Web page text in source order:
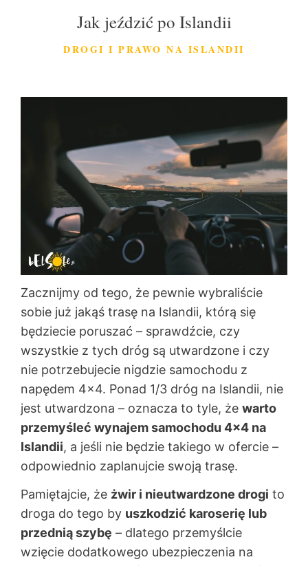
Jak jeździć po Islandii
DROGI I PRAWO NA ISLANDII
Zacznijmy od tego, że pewnie wybraliście
sobie już jakąś trasę na Islandii, którą się
będziecie poruszać – sprawdźcie, czy
wszystkie z tych dróg są utwardzone i czy
nie potrzebujecie nigdzie samochodu z
napędem 4×4. Ponad 1/3 dróg na Islandii, nie
jest utwardzona – oznacza to tyle, że warto
przemyśleć wynajem samochodu 4×4 na
Islandii, a jeśli nie będzie takiego w ofercie –
odpowiednio zaplanujcie swoją trasę.
Pamiętajcie, że żwir i nieutwardzone drogi to
droga do tego by uszkodzić karoserię lub
przednią szybę – dlatego przemyślcie
wzięcie dodatkowego ubezpieczenia na